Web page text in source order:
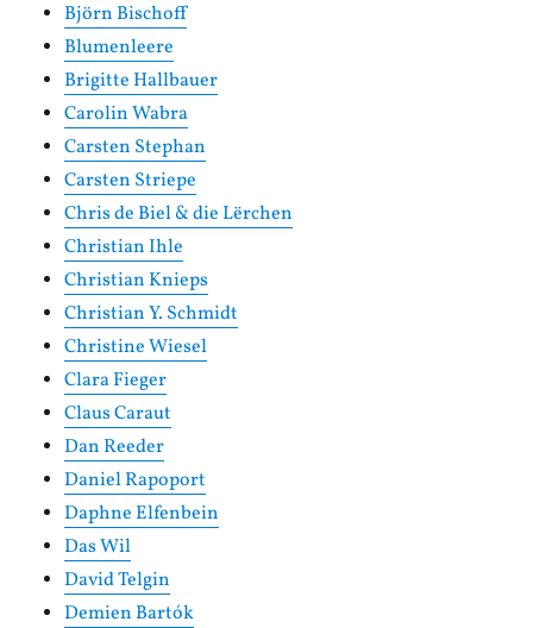
Björn Bischoff
Blumenleere
Brigitte Hallbauer
Carolin Wabra
Carsten Stephan
Carsten Striepe
Chris de Biel & die Lërchen
Christian Ihle
Christian Knieps
Christian Y. Schmidt
Christine Wiesel
Clara Fieger
Claus Caraut
Dan Reeder
Daniel Rapoport
Daphne Elfenbein
Das Wil
David Telgin
Demien Bartók